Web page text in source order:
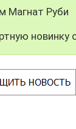
Магнат Руби
новинку